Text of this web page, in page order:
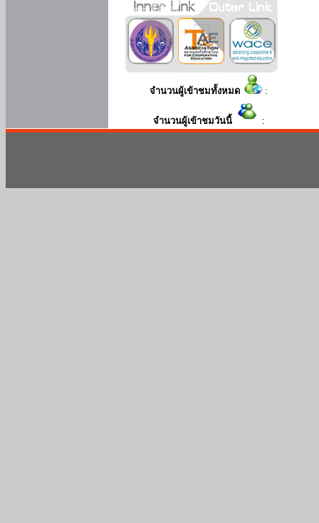
จำนวนผู้เข้าชมทั้งหมด :
จำนวนผู้เข้าชมวันนี้ :